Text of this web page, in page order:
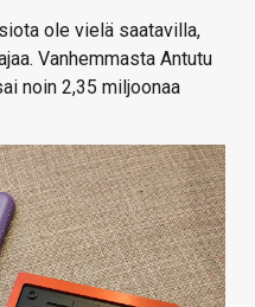
ole vielä saatavilla,
Vanhemmasta Antutu
noin 2,35 miljoonaa